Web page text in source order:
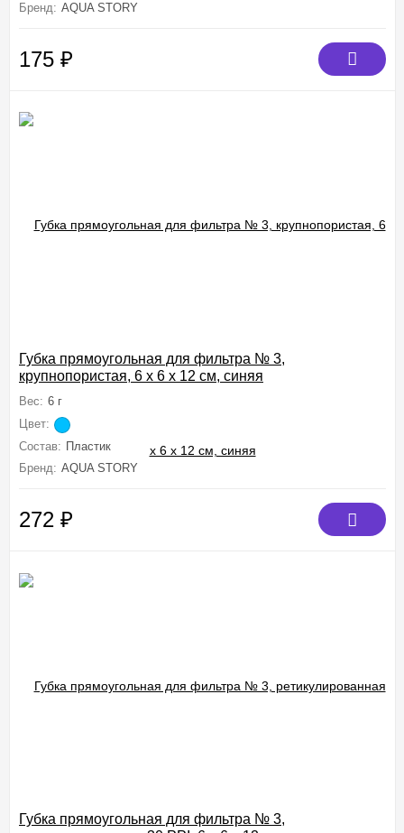
Бренд: AQUA STORY
175 ₽
Губка прямоугольная для фильтра № 3,
крупнопористая, 6 х 6 х 12 см, синяя
Вес: 6 г
Цвет:
Состав: Пластик
Бренд: AQUA STORY
272 ₽
Губка прямоугольная для фильтра № 3,